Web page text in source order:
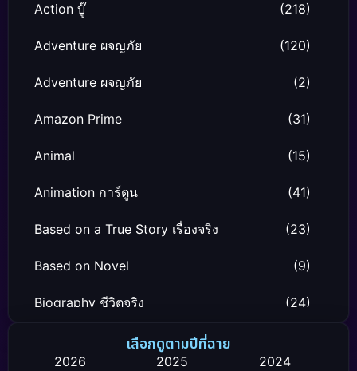
Action บู๊ (218)
Adventure ผจญภัย (120)
Adventure ผจญภัย (2)
Amazon Prime (31)
Animal (15)
Animation การ์ตูน (41)
Based on a True Story เรื่องจริง (23)
Based on Novel (9)
Biography ชีวิตจริง (24)
เลือกดูตามปีที่ฉาย
2026 2025
2024